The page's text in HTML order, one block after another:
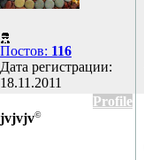
Постов: 116
Дата регистрации:
18.11.2011
Profile
jvjvjv©